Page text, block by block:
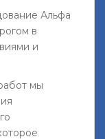
Альфа
в
и
мы